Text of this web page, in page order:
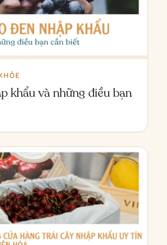
khẩu và những điều bạn